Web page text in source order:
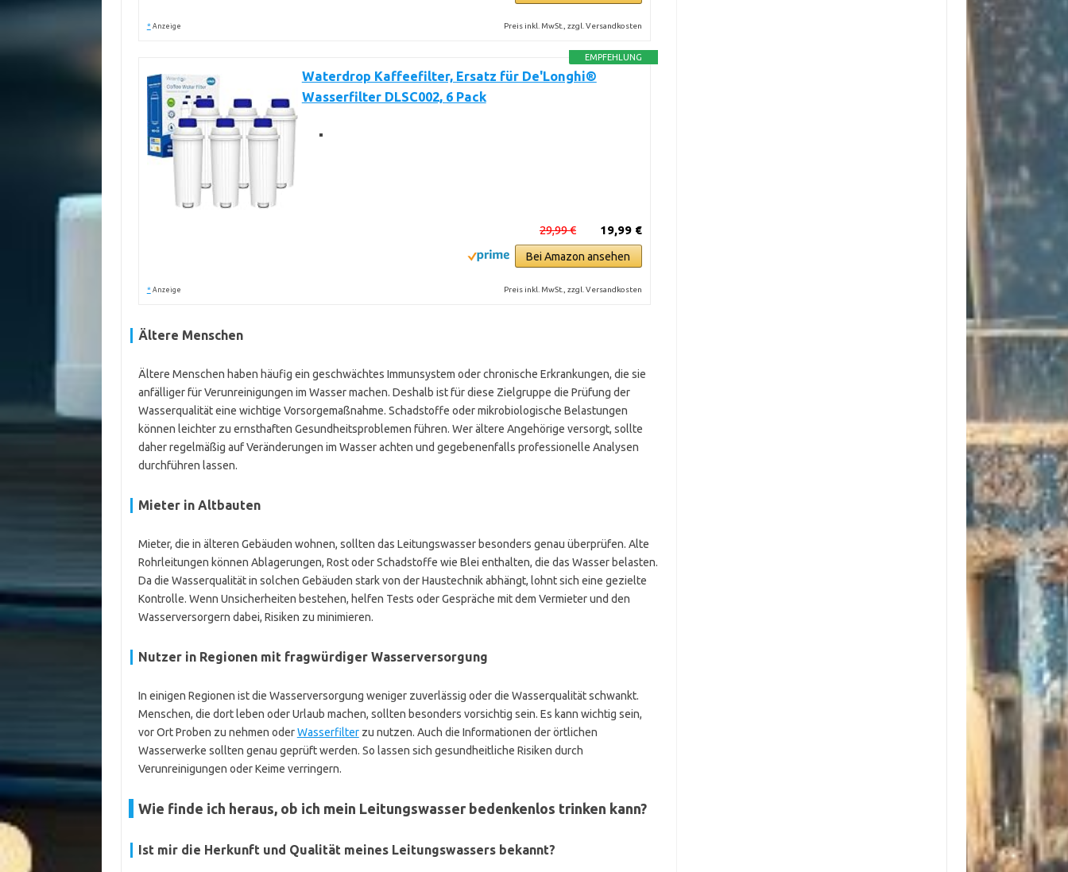
* Anzeige Preis inkl. MwSt., zzgl. Versandkosten
EMPFEHLUNG
Waterdrop Kaffeefilter, Ersatz für De'Longhi®
Wasserfilter DLSC002, 6 Pack
19,99 €
29,99 €
Bei Amazon ansehen
* Anzeige Preis inkl. MwSt., zzgl. Versandkosten
Ältere Menschen
Ältere Menschen haben häufig ein geschwächtes Immunsystem oder chronische Erkrankungen, die sie
anfälliger für Verunreinigungen im Wasser machen. Deshalb ist für diese Zielgruppe die Prüfung der
Wasserqualität eine wichtige Vorsorgemaßnahme. Schadstoffe oder mikrobiologische Belastungen
können leichter zu ernsthaften Gesundheitsproblemen führen. Wer ältere Angehörige versorgt, sollte
daher regelmäßig auf Veränderungen im Wasser achten und gegebenenfalls professionelle Analysen
durchführen lassen.
Mieter in Altbauten
Mieter, die in älteren Gebäuden wohnen, sollten das Leitungswasser besonders genau überprüfen. Alte
Rohrleitungen können Ablagerungen, Rost oder Schadstoffe wie Blei enthalten, die das Wasser belasten.
Da die Wasserqualität in solchen Gebäuden stark von der Haustechnik abhängt, lohnt sich eine gezielte
Kontrolle. Wenn Unsicherheiten bestehen, helfen Tests oder Gespräche mit dem Vermieter und den
Wasserversorgern dabei, Risiken zu minimieren.
Nutzer in Regionen mit fragwürdiger Wasserversorgung
In einigen Regionen ist die Wasserversorgung weniger zuverlässig oder die Wasserqualität schwankt.
Menschen, die dort leben oder Urlaub machen, sollten besonders vorsichtig sein. Es kann wichtig sein,
vor Ort Proben zu nehmen oderWasserfilterzu nutzen. Auch die Informationen der örtlichen
Wasserwerke sollten genau geprüft werden. So lassen sich gesundheitliche Risiken durch
Verunreinigungen oder Keime verringern.
Wie finde ich heraus, ob ich mein Leitungswasser bedenkenlos trinken kann?
Ist mir die Herkunft und Qualität meines Leitungswassers bekannt?